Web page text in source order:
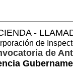
-
de
de